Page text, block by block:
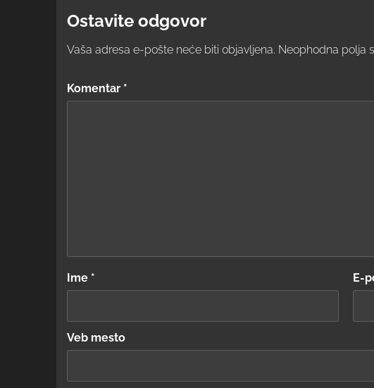
Ostavite odgovor
Vaša adresa e-pošte neće biti objavljena. Neophodna polja
Komentar *
Ime * E-
Veb mesto